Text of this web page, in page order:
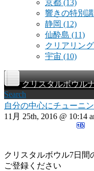
京都 (13)
響きの特別
静岡 (12)
仙酔島 (11)
クリアリング
宇宙 (10)
クリスタルボウル
Search
自分の中心にチューニ
11月 25th, 2016 @ 10:14
クリスタルボウル7日間
ご登録ください